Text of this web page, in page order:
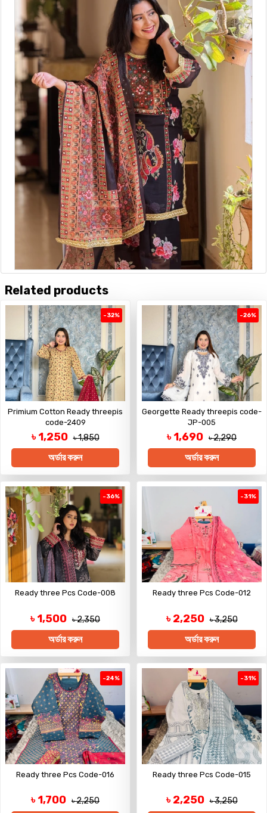
Related products
-32%
Primium Cotton Ready threepis
code-2409
৳ 1,250 ৳ 1,850
অর্ডার করুন
-26%
Georgette Ready threepis code-
JP-005
৳ 1,690 ৳ 2,290
অর্ডার করুন
-36%
Ready three Pcs Code-008
৳ 1,500 ৳ 2,350
অর্ডার করুন
-31%
Ready three Pcs Code-012
৳ 2,250 ৳ 3,250
অর্ডার করুন
-24%
Ready three Pcs Code-016
৳ 1,700 ৳ 2,250
-31%
Ready three Pcs Code-015
৳ 2,250 ৳ 3,250